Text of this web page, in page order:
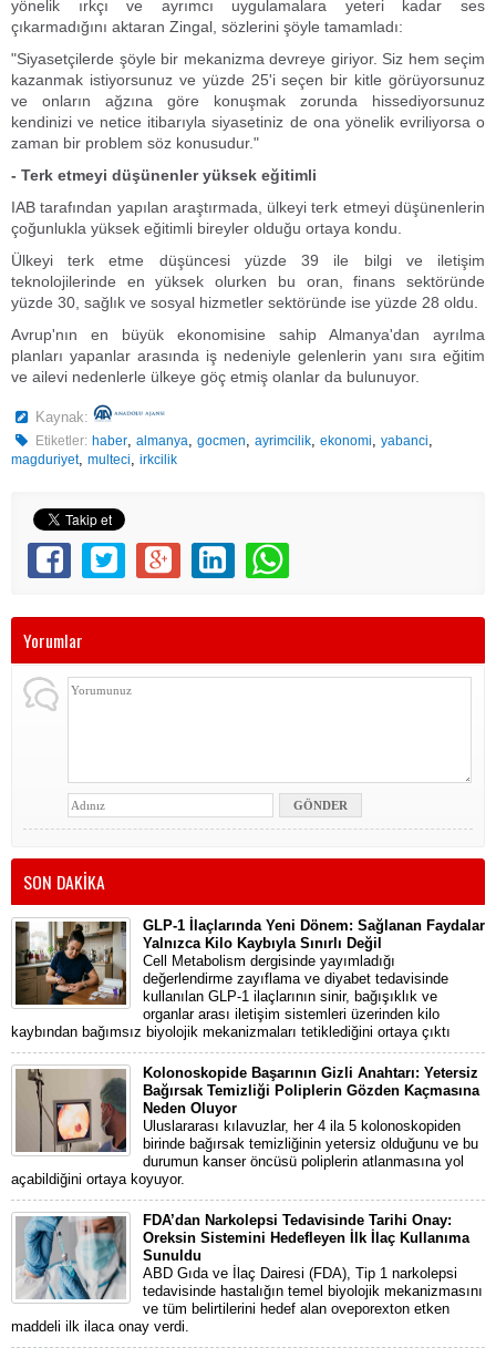
yönelik ırkçı ve ayrımcı uygulamalara yeteri kadar ses
çıkarmadığını aktaran Zingal, sözlerini şöyle tamamladı:
"Siyasetçilerde şöyle bir mekanizma devreye giriyor. Siz hem seçim
kazanmak istiyorsunuz ve yüzde 25'i seçen bir kitle görüyorsunuz
ve onların ağzına göre konuşmak zorunda hissediyorsunuz
kendinizi ve netice itibarıyla siyasetiniz de ona yönelik evriliyorsa o
zaman bir problem söz konusudur."
- Terk etmeyi düşünenler yüksek eğitimli
IAB tarafından yapılan araştırmada, ülkeyi terk etmeyi düşünenlerin
çoğunlukla yüksek eğitimli bireyler olduğu ortaya kondu.
Ülkeyi terk etme düşüncesi yüzde 39 ile bilgi ve iletişim
teknolojilerinde en yüksek olurken bu oran, finans sektöründe
yüzde 30, sağlık ve sosyal hizmetler sektöründe ise yüzde 28 oldu.
Avrup'nın en büyük ekonomisine sahip Almanya'dan ayrılma
planları yapanlar arasında iş nedeniyle gelenlerin yanı sıra eğitim
ve ailevi nedenlerle ülkeye göç etmiş olanlar da bulunuyor.
Kaynak:
Etiketler: haber,almanya,gocmen,ayrimcilik,ekonomi,yabanci,
magduriyet, multeci, irkcilik
Yorumlar
SON DAKİKA
GLP-1 İlaçlarında Yeni Dönem: Sağlanan Faydalar
Yalnızca Kilo Kaybıyla Sınırlı Değil
Cell Metabolism dergisinde yayımladığı
değerlendirme zayıflama ve diyabet tedavisinde
kullanılan GLP-1 ilaçlarının sinir, bağışıklık ve
organlar arası iletişim sistemleri üzerinden kilo
kaybından bağımsız biyolojik mekanizmaları tetiklediğini ortaya çıktı
Kolonoskopide Başarının Gizli Anahtarı: Yetersiz
Bağırsak Temizliği Poliplerin Gözden Kaçmasına
Neden Oluyor
Uluslararası kılavuzlar, her 4 ila 5 kolonoskopiden
birinde bağırsak temizliğinin yetersiz olduğunu ve bu
durumun kanser öncüsü poliplerin atlanmasına yol
açabildiğini ortaya koyuyor.
FDA’dan Narkolepsi Tedavisinde Tarihi Onay:
Oreksin Sistemini Hedefleyen İlk İlaç Kullanıma
Sunuldu
ABD Gıda ve İlaç Dairesi (FDA), Tip 1 narkolepsi
tedavisinde hastalığın temel biyolojik mekanizmasını
ve tüm belirtilerini hedef alan oveporexton etken
maddeli ilk ilaca onay verdi.